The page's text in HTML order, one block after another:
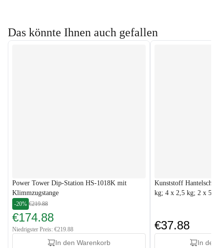
Das könnte Ihnen auch gefallen
Power Tower Dip-Station HS-1018K mit
Klimmzugstange
-20% €219.88
€174.88
Niedrigster Preis: €219.88
In den Warenkorb
Kunststoff
kg; 4 x 2,5 kg; 2 x 5
€37.88
In den